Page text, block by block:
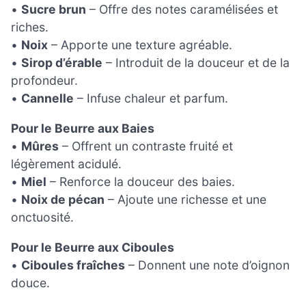
• Sucre brun – Offre des notes caramélisées et
riches.
• Noix – Apporte une texture agréable.
• Sirop d’érable – Introduit de la douceur et de la
profondeur.
• Cannelle – Infuse chaleur et parfum.
Pour le Beurre aux Baies
• Mûres – Offrent un contraste fruité et
légèrement acidulé.
• Miel – Renforce la douceur des baies.
• Noix de pécan – Ajoute une richesse et une
onctuosité.
Pour le Beurre aux Ciboules
• Ciboules fraîches – Donnent une note d’oignon
douce.